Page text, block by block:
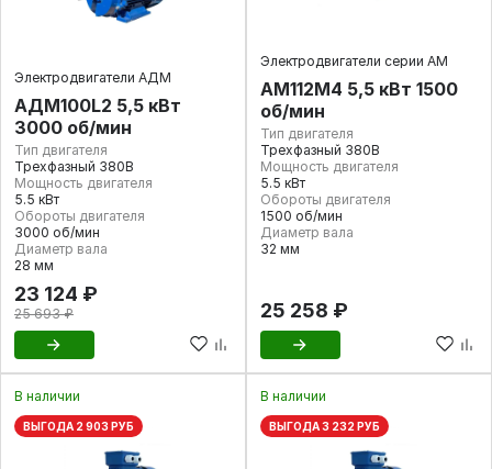
Электродвигатели АДМ
АДМ100L2 5,5 кВт
3000 об/мин
Тип двигателя
Трехфазный 380В
Мощность двигателя
5.5 кВт
Обороты двигателя
3000 об/мин
Диаметр вала
28 мм
23 124 ₽
25 693 ₽
Электродвигатели серии АМ
АМ112М4 5,5 кВт 1500
об/мин
Тип двигателя
Трехфазный 380В
Мощность двигателя
5.5 кВт
Обороты двигателя
1500 об/мин
Диаметр вала
32 мм
25 258 ₽
В наличии
ВЫГОДА 2 903 РУБ
В наличии
ВЫГОДА 3 232 РУБ